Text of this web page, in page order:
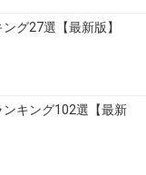
グ27選【最新版】
キング102選【最新